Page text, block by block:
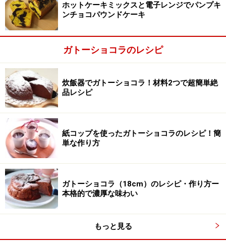
ターを薄く塗り、強力粉(分量外)をはたいておきます。
卵を卵白と卵黄に分けておきます。
ホットケーキミックスと電子レンジでパンプキ
ンチョコパウンドケーキ
ガトーショコラのレシピ
炊飯器でガトーショコラ！材料2つで超簡単絶
品レシピ
紙コップを使ったガトーショコラのレシピ！簡
単な作り方
ガトーショコラ（18cm）のレシピ・作り方ー
本格的で濃厚な味わい
もっと見る